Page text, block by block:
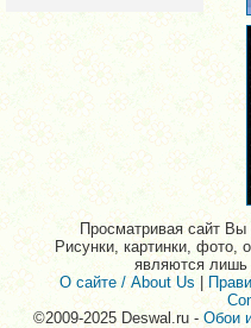
Просматривая сайт Вы
Рисунки, картинки, фото,
являются лишь
О сайте / About Us
©2009-2025 Deswal.ru -Обои